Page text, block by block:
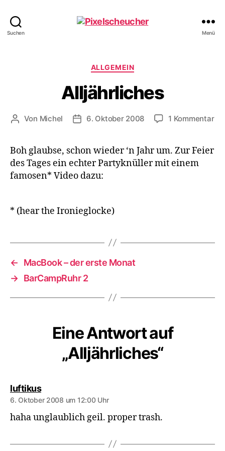
Suchen Menü
Kategorien
ALLGEMEIN
Alljährliches
Beitragsautor
Von Michel Veröffentlichungsdatum
6. Oktober 2008 1 Kommentarzu
Boh glaubse, schon wieder ‘n Jahr um. Zur Feier
des Tages ein echter Partyknüller mit einem
famosen* Video dazu:
* (hear the Ironieglocke)
←
MacBook – der erste Monat
→ BarCampRuhr 2
Eine Antwort auf
„Alljährliches“
luftikussagt:
6. Oktober 2008 um 12:00 Uhr
haha unglaublich geil. proper trash.